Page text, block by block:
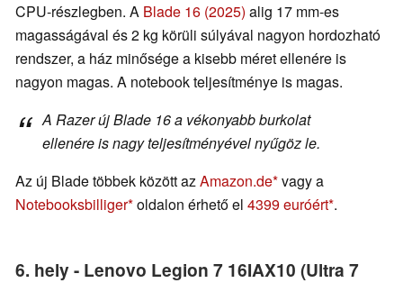
CPU-részlegben. A Blade 16 (2025) alig 17 mm-es
magasságával és 2 kg körüli súlyával nagyon hordozható
rendszer, a ház minősége a kisebb méret ellenére is
nagyon magas. A notebook teljesítménye is magas.
A Razer új Blade 16 a vékonyabb burkolat
ellenére is nagy teljesítményével nyűgöz le.
Az új Blade többek között azAmazon.de vagy a
Notebooksbilliger oldalon érhető el 4399 euróért .
6. hely - Lenovo Legion 7 16IAX10 (Ultra 7